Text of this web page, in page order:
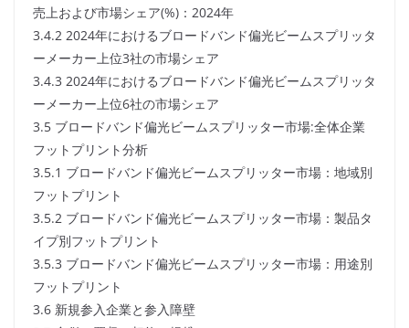
売上および市場シェア(%)：2024年
3.4.2 2024年におけるブロードバンド偏光ビームスプリッタ
ーメーカー上位3社の市場シェア
3.4.3 2024年におけるブロードバンド偏光ビームスプリッタ
ーメーカー上位6社の市場シェア
3.5 ブロードバンド偏光ビームスプリッター市場:全体企業
フットプリント分析
3.5.1 ブロードバンド偏光ビームスプリッター市場：地域別
フットプリント
3.5.2 ブロードバンド偏光ビームスプリッター市場：製品タ
イプ別フットプリント
3.5.3 ブロードバンド偏光ビームスプリッター市場：用途別
フットプリント
3.6 新規参入企業と参入障壁